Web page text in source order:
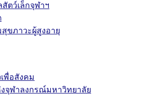
ตว์เล็กจุฬาฯ
สุขภาวะผู้สูงอายุ
พื่อสังคม
จุฬาลงกรณ์มหาวิทยาลัย